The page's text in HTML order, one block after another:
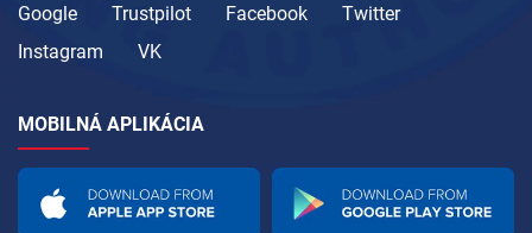
Google Trustpilot Facebook
Twitter
Instagram
VK
MOBILNÁ APLIKÁCIA